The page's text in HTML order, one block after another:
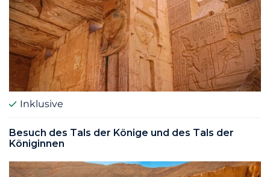
Inklusive
Besuch des Tals der Könige und des Tals der
Königinnen